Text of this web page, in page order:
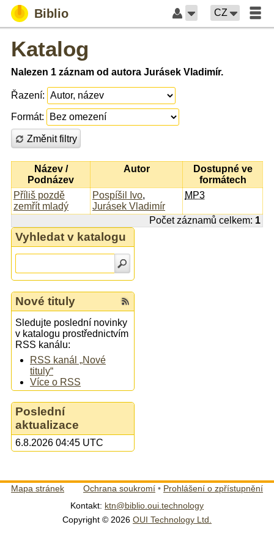
Biblio CZ
Katalog
Nalezen 1 záznam od autora Jurásek Vladimír.
Řazení:
Formát:
Změnit filtry
Název /
Podnázev
Autor
Dostupné ve
formátech
Příliš pozdě
zemřít mladý
Pospíšil Ivo,
Jurásek Vladimír
MP3
Počet záznamů celkem: 1
Vyhledat v katalogu
Nové tituly
Sledujte poslední novinky
v katalogu prostřednictvím
RSS kanálu:
RSS kanál „Nové
tituly“
Více o RSS
Poslední
aktualizace
6.8.2026 04:45 UTC
Mapa stránek Ochrana soukromí • Prohlášení o zpřístupnění
Kontakt: ktn@biblio.oui.technology
Copyright © 2026 OUI Technology Ltd.